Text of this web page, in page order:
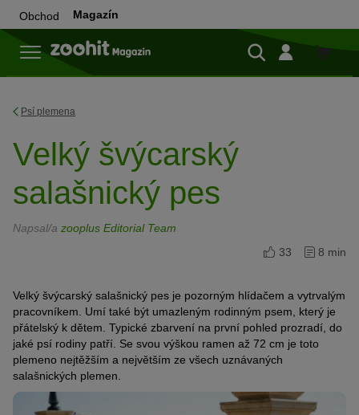
Obchod Magazín
Do
Psí plemena
Velký švýcarský
salašnický pes
Napsal/a zooplus Editorial Team
33
8 min
Velký švýcarský salašnický pes je pozorným hlídačem a vytrvalým
pracovníkem. Umí také být umazleným rodinným psem, který je
přátelský k dětem. Typické zbarvení na první pohled prozradí, do
jaké psí rodiny patří. Se svou výškou ramen až 72 cm je toto
plemeno nejtěžším a největším ze všech uznávaných
salašnických plemen.